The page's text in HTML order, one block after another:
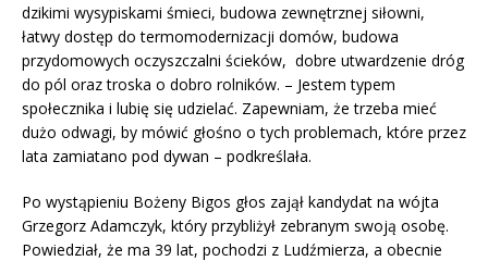
dzikimi wysypiskami śmieci, budowa zewnętrznej siłowni,
łatwy dostęp do termomodernizacji domów, budowa
przydomowych oczyszczalni ścieków, dobre utwardzenie dróg
do pól oraz troska o dobro rolników. – Jestem typem
społecznika i lubię się udzielać. Zapewniam, że trzeba mieć
dużo odwagi, by mówić głośno o tych problemach, które przez
lata zamiatano pod dywan – podkreślała.
Po wystąpieniu Bożeny Bigos głos zajął kandydat na wójta
Grzegorz Adamczyk, który przybliżył zebranym swoją osobę.
Powiedział, że ma 39 lat, pochodzi z Ludźmierza, a obecnie